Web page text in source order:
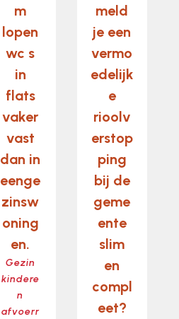
m
lopen
wc s
in
flats
vaker
vast
dan in
eenge
zinsw
oning
en.
Gezin
kindere
n
afvoerr
meld
je een
vermo
edelijk
e
rioolv
erstop
ping
bij de
geme
ente
slim
en
compl
eet?